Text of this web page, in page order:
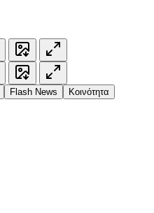
Flash News Κοινότητα